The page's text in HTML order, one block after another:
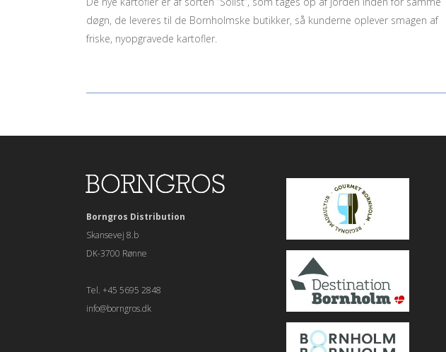
døgn, de leveres til de Bornholmske butikker, så kunderne oplever smagen af
friske, nyopgravede kartofler.
Borngros Distribution
Skansevej 8.b
DK-3700 Rønne
Tel. +45 5695 2848
info@borngros.dk